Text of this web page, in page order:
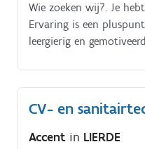
Wie zoeken wij?. Je
Ervaring is een
leergierig en
CV- en
Accent in LIERDE